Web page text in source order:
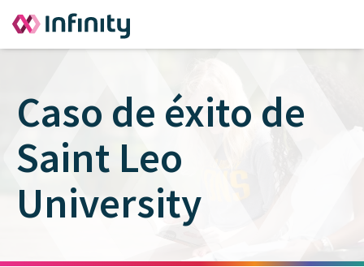
Caso de éxito de
Saint Leo
University